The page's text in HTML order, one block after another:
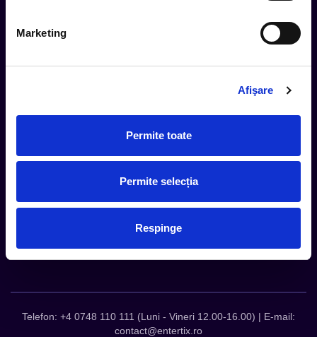
Marketing
Afişare
Permite toate
Permite selecția
Respinge
Metode plata
Termeni si Conditii
Servicii Organizatori
Politica Confidentialitate
Telefon: +4 0748 110 111 (Luni - Vineri 12.00-16.00) | E-mail:
contact@entertix.ro